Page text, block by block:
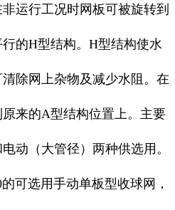
运行工况时网板可被旋转到
的H型结构。H型结构使水
除网上杂物及减少水阻。在
来的A型结构位置上。主要
动（大管径）两种供选用。
可选用手动单板型收球网，